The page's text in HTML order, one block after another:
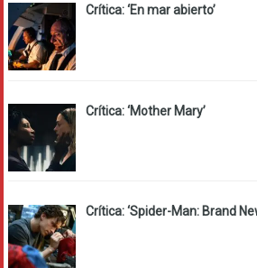
Crítica: ‘En mar abierto’
Crítica: ‘Mother Mary’
Crítica: ‘Spider-Man: Brand